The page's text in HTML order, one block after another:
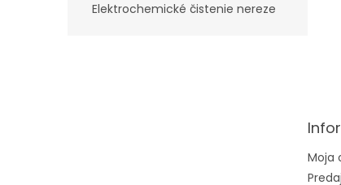
Elektrochemické čistenie nereze
Moja